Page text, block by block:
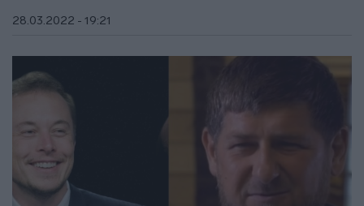
28.03.2022 - 19:21